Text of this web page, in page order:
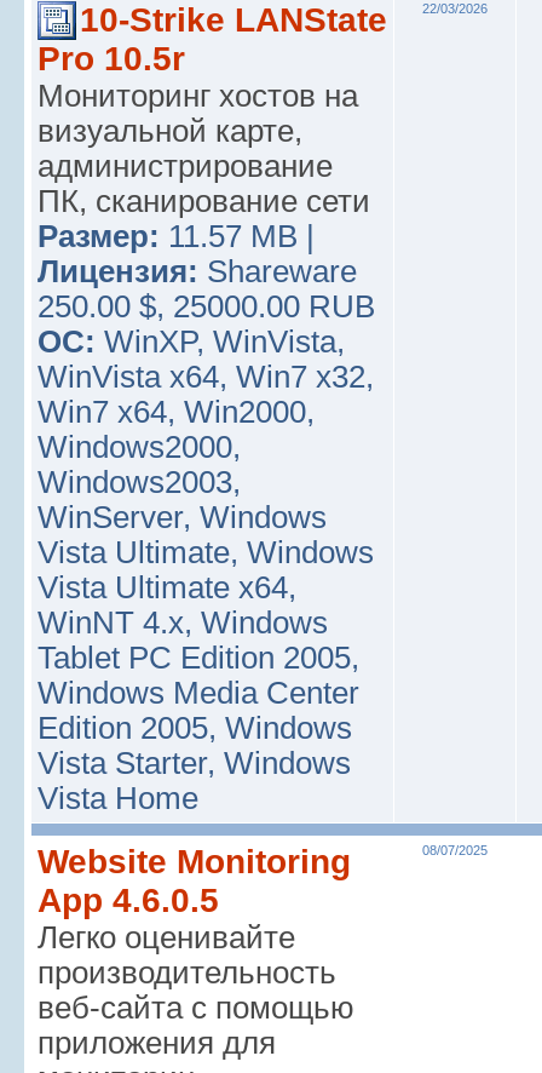
10-Strike LANState
Pro 10.5r
Мониторинг хостов на
визуальной карте,
администрирование
ПК, сканирование сети
Размер: 11.57 MB |
Лицензия: Shareware
250.00 $, 25000.00 RUB
ОС: WinXP, WinVista,
WinVista x64, Win7 x32,
Win7 x64, Win2000,
Windows2000,
Windows2003,
WinServer, Windows
Vista Ultimate, Windows
Vista Ultimate x64,
WinNT 4.x, Windows
Tablet PC Edition 2005,
Windows Media Center
Edition 2005, Windows
Vista Starter, Windows
Vista Home
22/03/2026
Website Monitoring
App 4.6.0.5
Легко оценивайте
производительность
веб-сайта с помощью
приложения для
08/07/2025